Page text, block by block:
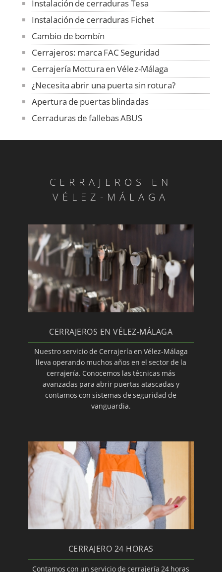
Instalación de cerraduras Tesa
Instalación de cerraduras Fichet
Cambio de bombín
Cerrajeros: marca FAC Seguridad
Cerrajería Mottura en Vélez-Málaga
¿Necesita abrir una puerta sin rotura?
Apertura de puertas blindadas
Cerraduras de fallebas ABUS
Cerrajeros: copias de llaves
Se abren coches las 24 horas
Sustitución de bombines
Cajas fuertes: aperturas urgentes 24 horas
Montaje de persianas para locales
Accesorios de cerrajería Tesa
Apertura de puertas de seguridad
Cómo impedir robos en casa
Qué métodos emplean los ladrones para
robar en viviendas
Instalación de cerraduras de sobreponer Tesa
Consiga evitar los robos en vacaciones
Cerrajeros: aperturas sin romper en Vélez-
Sistemas de cerrajería
Montaje de cerraduras de seguridad
CERRAJEROS EN
VÉLEZ-MÁLAGA
CERRAJEROS EN VÉLEZ-MÁLAGA
Nuestro servicio de Cerrajería en Vélez-Málaga
lleva operando muchos años en el sector de la
cerrajería. Conocemos las técnicas más
avanzadas para abrir puertas atascadas y
contamos con sistemas de seguridad de
vanguardia.
CERRAJERO 24 HORAS
Contamos con un servicio de cerrajería 24 horas